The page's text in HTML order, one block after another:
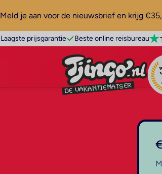
Meld je aan voor de nieuwsbrief en krijg
Laagste prijsgarantie Beste online reisbureau